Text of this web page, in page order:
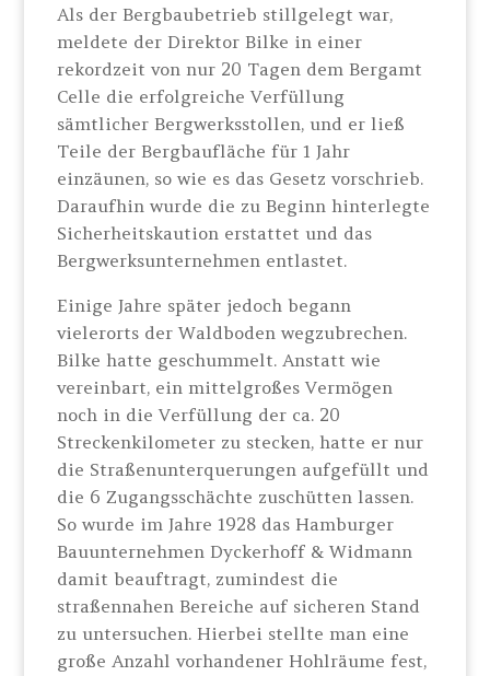
Als der Bergbaubetrieb stillgelegt war,
meldete der Direktor Bilke in einer
rekordzeit von nur 20 Tagen dem Bergamt
Celle die erfolgreiche Verfüllung
sämtlicher Bergwerksstollen, und er ließ
Teile der Bergbaufläche für 1 Jahr
einzäunen, so wie es das Gesetz vorschrieb.
Daraufhin wurde die zu Beginn hinterlegte
Sicherheitskaution erstattet und das
Bergwerksunternehmen entlastet.
Einige Jahre später jedoch begann
vielerorts der Waldboden wegzubrechen.
Bilke hatte geschummelt. Anstatt wie
vereinbart, ein mittelgroßes Vermögen
noch in die Verfüllung der ca. 20
Streckenkilometer zu stecken, hatte er nur
die Straßenunterquerungen aufgefüllt und
die 6 Zugangsschächte zuschütten lassen.
So wurde im Jahre 1928 das Hamburger
Bauunternehmen Dyckerhoff & Widmann
damit beauftragt, zumindest die
straßennahen Bereiche auf sicheren Stand
zu untersuchen. Hierbei stellte man eine
große Anzahl vorhandener Hohlräume fest,